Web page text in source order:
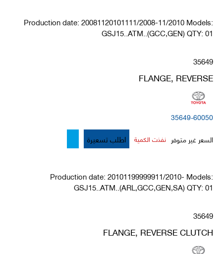
Production date: 20081120101111/2008-11/2010 Models:
GSJ15..ATM..(GCC,GEN) QTY: 01
35649
FLANGE, REVERSE
35649-60050
السعر غير متوفر نفذت الكمية اطلب تسعيرة
Production date: 20101199999911/2010- Models:
GSJ15..ATM..(ARL,GCC,GEN,SA) QTY: 01
35649
FLANGE, REVERSE CLUTCH